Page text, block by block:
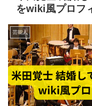
をwiki風プロフ
芸能人